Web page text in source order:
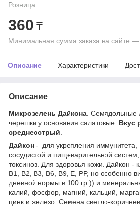
Розница
360 ₸
Минимальная сумма заказа на сайте
Описание Характеристики
Описание
Микрозелень Дайкона . Семядольные
черешки у основания салатовые. Вкус
среднеострый
Дайкон - для укрепления иммунитета,
сосудистой и пищеварительной
токсинов. Для здоровья кожи. Дайкон -
В1, В2, В3, B6, B9, E, PP, но особенно
дневной нормы в 100 гр.)) и
калий, фосфор, магний, кальций,
цинк и железо. Семена светло-